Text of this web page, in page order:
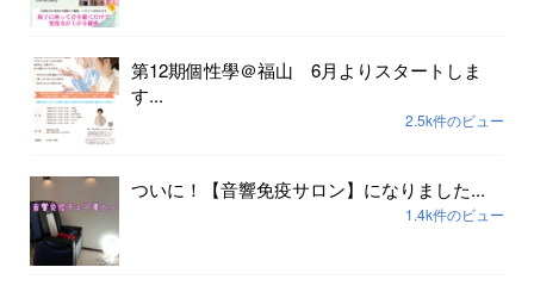
第12期個性學＠福山 6月よりスタートしま
す...
2.5k件のビュー
ついに！【音響免疫サロン】になりました...
1.4k件のビュー